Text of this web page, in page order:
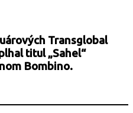
Transglobal
titul „Sahel“
Bombino.